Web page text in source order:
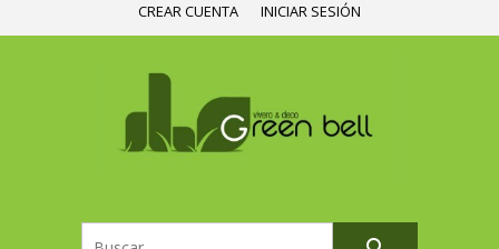
CREAR CUENTA INICIAR SESIÓN